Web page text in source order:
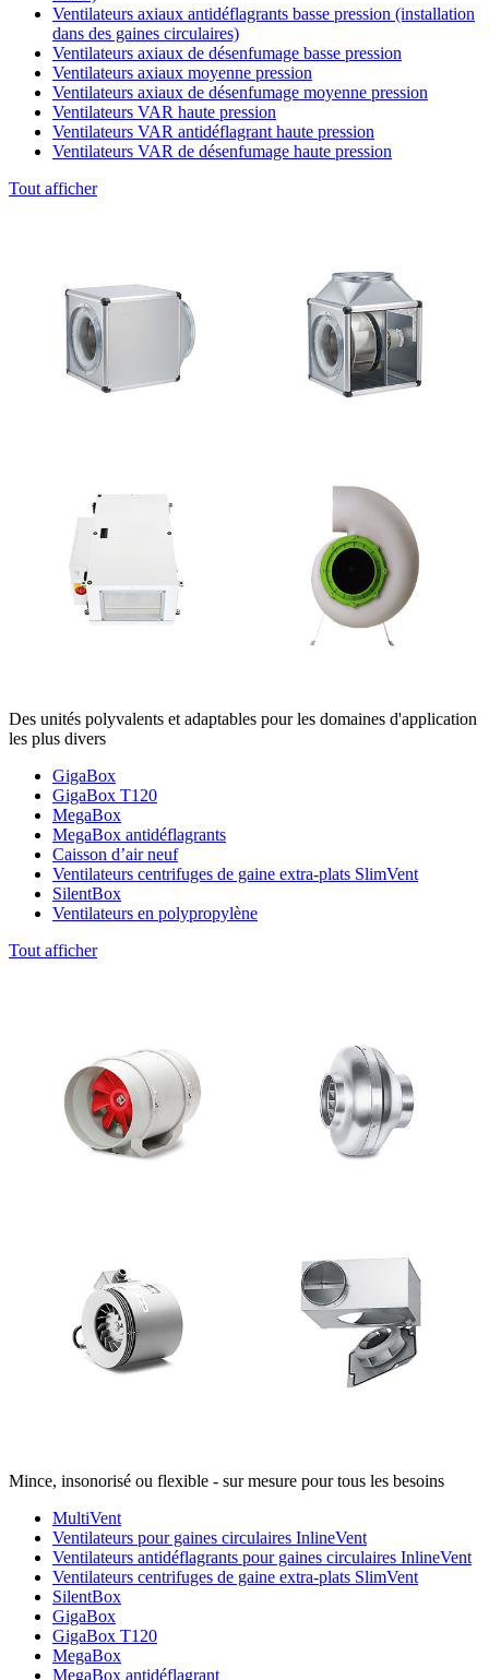
Ventilateurs axiaux antidéflagrants basse pression (installation
dans des gaines circulaires)
Ventilateurs axiaux de désenfumage basse pression
Ventilateurs axiaux moyenne pression
Ventilateurs axiaux de désenfumage moyenne pression
Ventilateurs VAR haute pression
Ventilateurs VAR antidéflagrant haute pression
Ventilateurs VAR de désenfumage haute pression
Tout afficher
Des unités polyvalents et adaptables pour les domaines d'application
les plus divers
GigaBox
GigaBox T120
MegaBox
MegaBox antidéflagrants
Caisson d’air neuf
Ventilateurs centrifuges de gaine extra-plats SlimVent
SilentBox
Ventilateurs en polypropylène
Tout afficher
Mince, insonorisé ou flexible - sur mesure pour tous les besoins
MultiVent
Ventilateurs pour gaines circulaires InlineVent
Ventilateurs antidéflagrants pour gaines circulaires InlineVent
Ventilateurs centrifuges de gaine extra-plats SlimVent
SilentBox
GigaBox
GigaBox T120
MegaBox
MegaBox antidéflagrant